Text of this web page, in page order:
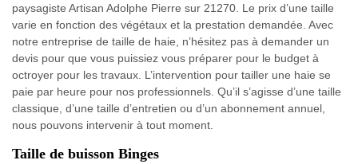
paysagiste Artisan Adolphe Pierre sur 21270. Le prix d’une taille
varie en fonction des végétaux et la prestation demandée. Avec
notre entreprise de taille de haie, n’hésitez pas à demander un
devis pour que vous puissiez vous préparer pour le budget à
octroyer pour les travaux. L’intervention pour tailler une haie se
paie par heure pour nos professionnels. Qu’il s’agisse d’une taille
classique, d’une taille d’entretien ou d’un abonnement annuel,
nous pouvons intervenir à tout moment.
Taille de buisson Binges